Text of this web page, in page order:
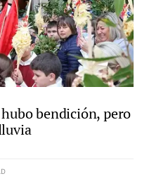
bendición, pero